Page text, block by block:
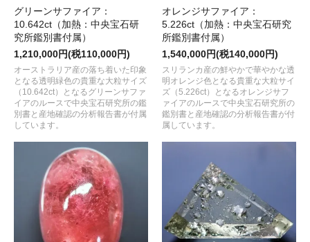
グリーンサファイア：
10.642ct（加熱：中央宝石研
究所鑑別書付属）
1,210,000円(税110,000円)
オーストラリア産の落ち着いた印象
となる透明緑色の貴重な大粒サイズ
（10.642ct）となるグリーンサファ
イアのルースで中央宝石研究所の鑑
別書と産地確認の分析報告書が付属
しています。
オレンジサファイア：
5.226ct（加熱：中央宝石研究
所鑑別書付属）
1,540,000円(税140,000円)
スリランカ産の鮮やかで華やかな透
明オレンジ色となる貴重な大粒サイ
ズ（5.226ct）となるオレンジサフ
ァイアのルースで中央宝石研究所の
鑑別書と産地確認の分析報告書が付
属しています。